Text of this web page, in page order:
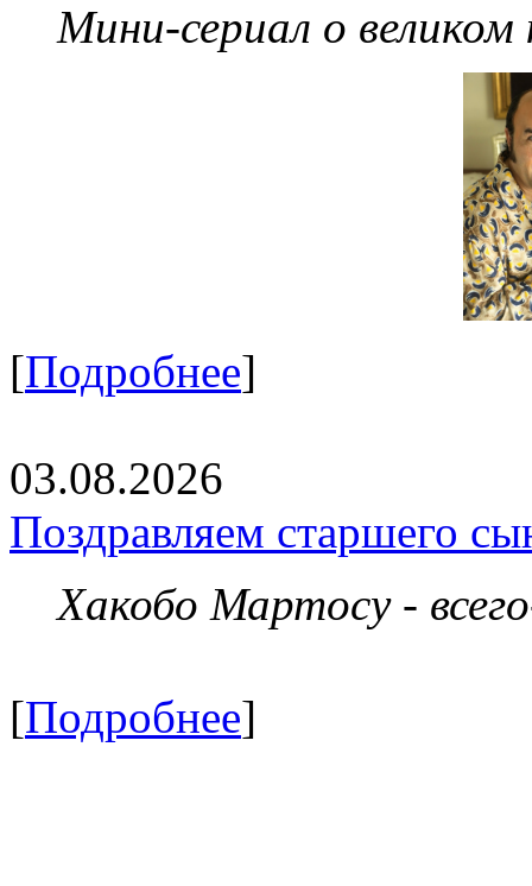
Мини-сериал о великом
[Подробнее]
03.08.2026
Поздравляем старшего
Хакобо Мартосу -
[Подробнее]